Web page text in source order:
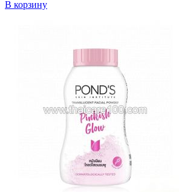
В корзину